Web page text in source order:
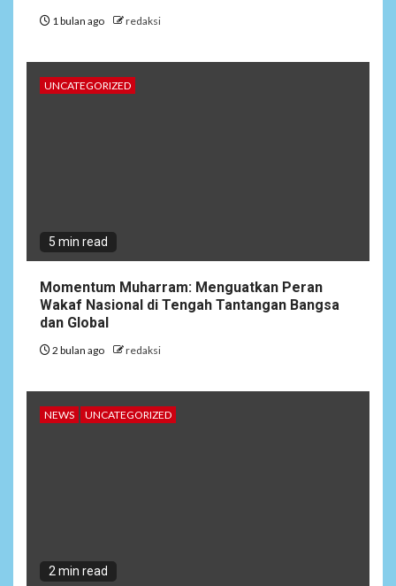
1 bulan ago redaksi
UNCATEGORIZED
5 min read
Momentum Muharram: Menguatkan Peran
Wakaf Nasional di Tengah Tantangan Bangsa
dan Global
2 bulan ago redaksi
NEWS UNCATEGORIZED
2 min read